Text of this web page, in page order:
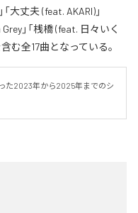
「大丈夫 (feat. AKARI)」
Grey」「桟橋 (feat. 日々いく
含む全17曲となっている。
た2023年から2025年までのシ